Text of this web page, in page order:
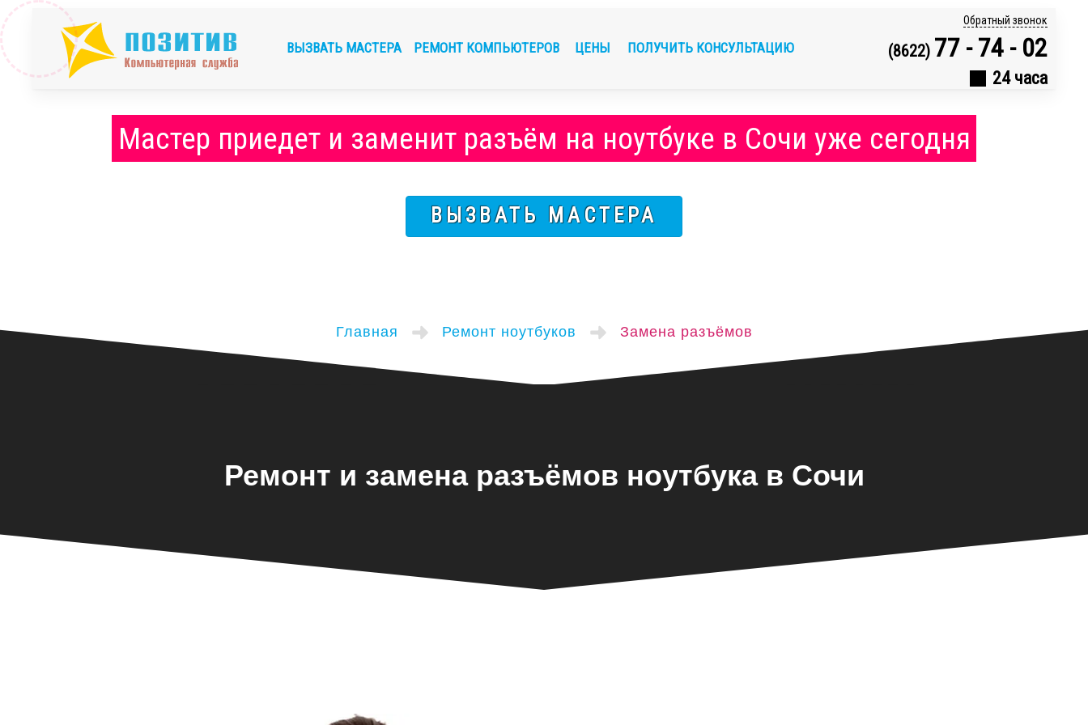
Обратный звонок
(8622) 77 - 74 - 02
24 часа
ВЫЗВАТЬ МАСТЕРА РЕМОНТ КОМПЬЮТЕРОВ ЦЕНЫ ПОЛУЧИТЬ КОНСУЛЬТАЦИЮ
Мастер приедет и заменит разъём на ноутбуке в Сочи уже сегодня
ВЫЗВАТЬ МАСТЕРА
Главная Ремонт ноутбуков Замена разъёмов
Ремонт и замена разъёмов ноутбука в Сочи